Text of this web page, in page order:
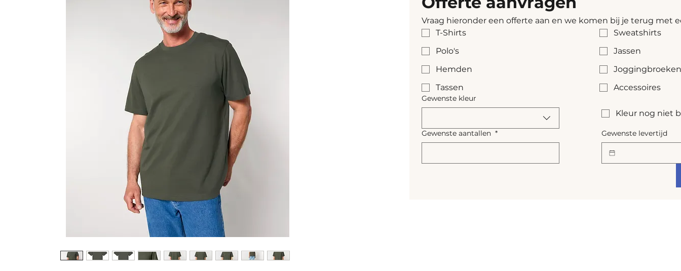
Vraag hieronder een offerte aan en we komen bij je terug met
T-Shirts
Sweatshirts
Polo's
Jassen
Hemden
Joggingbroeken
Tassen
Accessoires
Gewenste kleur
Kleur nog niet
Gewenste aantallen * Gewenste levertijd